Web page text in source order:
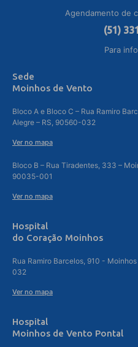
Agendamento de
(51)
Para
Sede
Moinhos de Vento
Bloco A e Bloco C – Rua Ramiro
Alegre – RS, 90560-032
Ver no mapa
Bloco B – Rua Tiradentes, 333 –
90035-001
Ver no mapa
Hospital
do Coração Moinhos
Rua Ramiro Barcelos, 910 -
032
Ver no mapa
Hospital
Moinhos de Vento Pontal